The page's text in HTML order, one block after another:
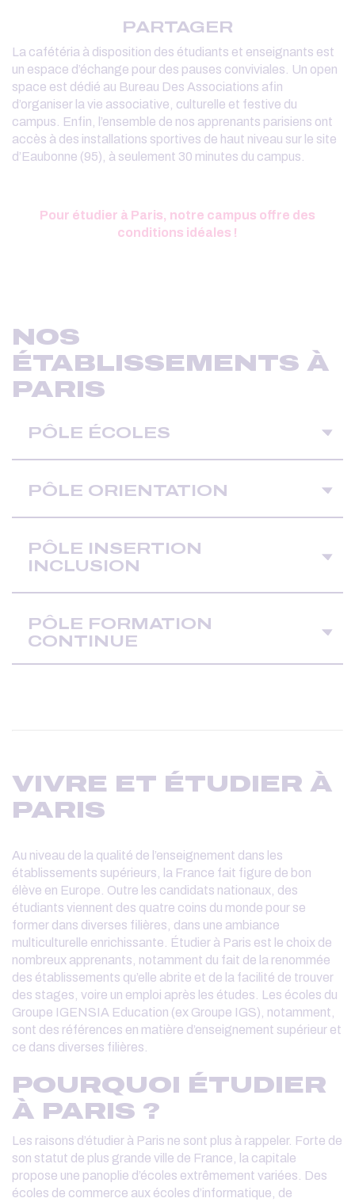
PARTAGER
La cafétéria à disposition des étudiants et enseignants est
un espace d’échange pour des pauses conviviales. Un open
space est dédié au Bureau Des Associations afin
d’organiser la vie associative, culturelle et festive du
campus. Enfin, l’ensemble de nos apprenants parisiens ont
accès à des installations sportives de haut niveau sur le site
d’Eaubonne (95), à seulement 30 minutes du campus.
Pour étudier à Paris, notre campus offre des
conditions idéales !
NOS
ÉTABLISSEMENTS À
PARIS
PÔLE ÉCOLES
PÔLE ORIENTATION
PÔLE INSERTION
INCLUSION
PÔLE FORMATION
CONTINUE
VIVRE ET ÉTUDIER À
PARIS
Au niveau de la qualité de l’enseignement dans les
établissements supérieurs, la France fait figure de bon
élève en Europe. Outre les candidats nationaux, des
étudiants viennent des quatre coins du monde pour se
former dans diverses filières, dans une ambiance
multiculturelle enrichissante. Étudier à Paris est le choix de
nombreux apprenants, notamment du fait de la renommée
des établissements qu’elle abrite et de la facilité de trouver
des stages, voire un emploi après les études. Les écoles du
Groupe IGENSIA Education (ex Groupe IGS), notamment,
sont des références en matière d’enseignement supérieur et
ce dans diverses filières.
POURQUOI ÉTUDIER
À PARIS ?
Les raisons d’étudier à Paris ne sont plus à rappeler. Forte de
son statut de plus grande ville de France, la capitale
propose une panoplie d’écoles extrêmement variées. Des
écoles de commerce aux écoles d’informatique, de